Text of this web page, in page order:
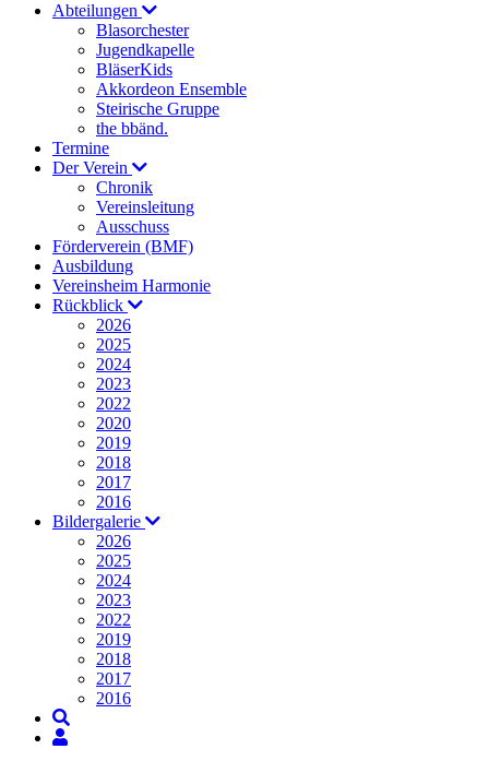
Abteilungen
Blasorchester
Jugendkapelle
BläserKids
Akkordeon Ensemble
Steirische Gruppe
the bbänd.
Termine
Der Verein
Chronik
Vereinsleitung
Ausschuss
Förderverein (BMF)
Ausbildung
Vereinsheim Harmonie
Rückblick
2026
2025
2024
2023
2022
2020
2019
2018
2017
2016
Bildergalerie
2026
2025
2024
2023
2022
2019
2018
2017
2016